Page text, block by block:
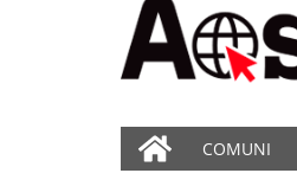
COMUNI